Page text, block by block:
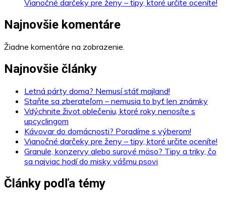
Vianočné darčeky pre ženy – tipy, ktoré určite oceníte!
Najnovšie komentáre
Žiadne komentáre na zobrazenie.
Najnovšie články
Letná párty doma? Nemusí stáť majland!
Staňte sa zberateľom – nemusia to byť len známky
Vdýchnite život oblečeniu, ktoré roky nenosíte s
upcyclingom
Kávovar do domácnosti? Poradíme s výberom!
Vianočné darčeky pre ženy – tipy, ktoré určite oceníte!
Granule, konzervy alebo surové mäso? Tipy a triky, čo
sa najviac hodí do misky vášmu psovi
Články podľa témy